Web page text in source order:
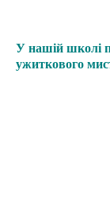
У нашій школі
ужиткового